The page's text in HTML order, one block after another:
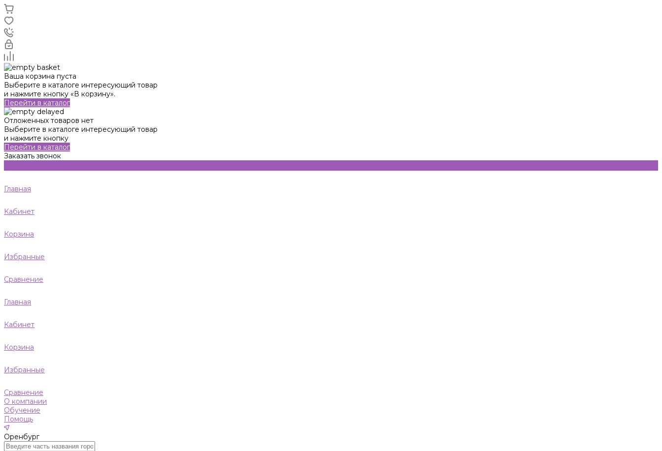
Ваша корзина пуста
Выберите в каталоге интересующий товар
и нажмите кнопку «В корзину».
Перейти в каталог
Отложенных товаров нет
Выберите в каталоге интересующий товар
и нажмите кнопку
Перейти в каталог
Заказать звонок
Главная
Кабинет
Корзина
Избранные
Сравнение
Главная
Кабинет
Корзина
Избранные
Сравнение
О компании
Обучение
Помощь
Оренбург